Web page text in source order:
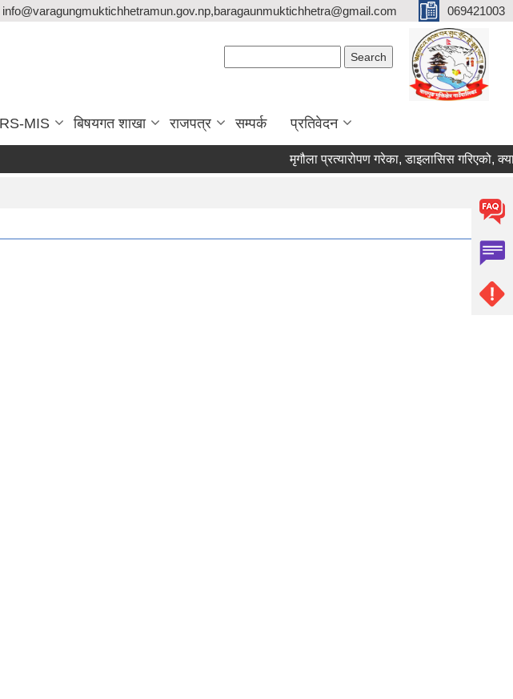
info@varagungmuktichhetramun.gov.np,baragaunmuktichhetra@gmail.com 069421003
MIS बिषयगत शाखा राजपत्र सम्पर्क प्रतिवेदन
मृगौला प्रत्यारोपण गरेका, डाइलासिस गरिएको,